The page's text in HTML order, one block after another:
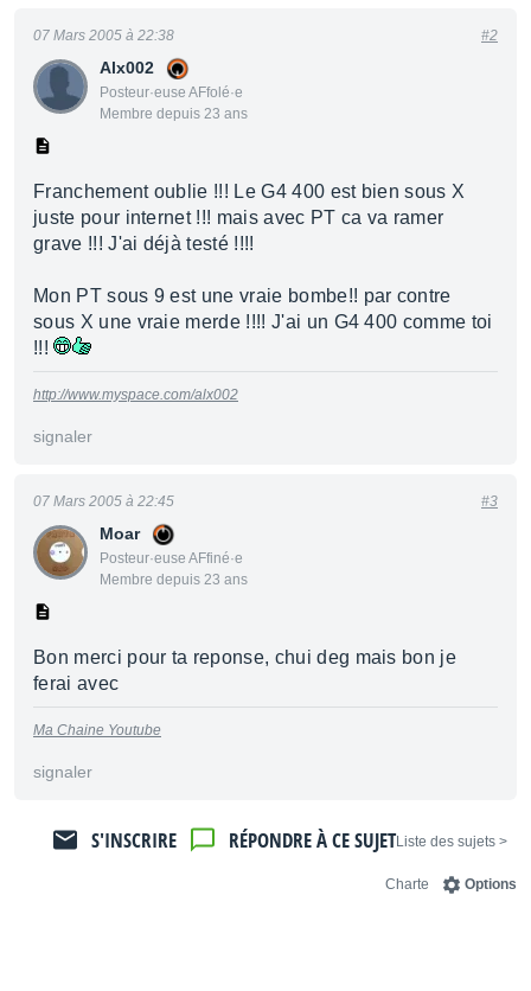
Alx002
Posteur·euse AFfolé·e
Membre depuis 23 ans
07 Mars 2005 à 22:38 #2
Franchement oublie !!! Le G4 400 est bien sous X
juste pour internet !!! mais avec PT ca va ramer
grave !!! J'ai déjà testé !!!!
Mon PT sous 9 est une vraie bombe!! par contre
sous X une vraie merde !!!! J'ai un G4 400 comme toi
!!!
http://www.myspace.com/alx002
signaler
Moar
Posteur·euse AFfiné·e
Membre depuis 23 ans
07 Mars 2005 à 22:45 #3
Bon merci pour ta reponse, chui deg mais bon je
ferai avec
Ma Chaine Youtube
signaler
< Liste des sujets
RÉPONDRE À CE SUJET
S'INSCRIRE
Options
Charte